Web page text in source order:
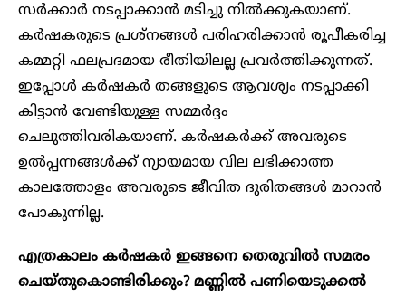
സർക്കാർ നടപ്പാക്കാൻ മടിച്ചു നിൽക്കുകയാണ്.
കർഷകരുടെ പ്രശ്നങ്ങൾ പരിഹരിക്കാൻ രൂപീകരിച്ച
കമ്മറ്റി ഫലപ്രദമായ രീതിയിലല്ല പ്രവർത്തിക്കുന്നത്.
ഇപ്പോൾ കർഷകർ തങ്ങളുടെ ആവശ്യം നടപ്പാക്കി
കിട്ടാൻ വേണ്ടിയുള്ള സമ്മർദ്ദം
ചെലുത്തിവരികയാണ്. കർഷകർക്ക് അവരുടെ
ഉൽപ്പന്നങ്ങൾക്ക് ന്യായമായ വില ലഭിക്കാത്ത
കാലത്തോളം അവരുടെ ജീവിത ദുരിതങ്ങൾ മാറാൻ
പോകുന്നില്ല.
എത്രകാലം കർഷകർ ഇങ്ങനെ തെരുവിൽ സമരം
ചെയ്തുകൊണ്ടിരിക്കും? മണ്ണിൽ പണിയെടുക്കൽ